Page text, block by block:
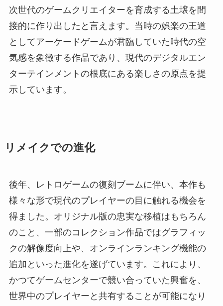
次世代のゲームクリエイターを育成する土壌を間
接的に作り出したと言えます。当時の娯楽の王道
としてアーケードゲームが君臨していた時代の空
気感を象徴する作品であり、現代のデジタルエン
ターテインメントの根底にある楽しさの原点を提
示しています。
リメイクでの進化
後年、レトロゲームの復刻ブームに伴い、本作も
様々な形で現代のプレイヤーの目に触れる機会を
得ました。オリジナル版の忠実な移植はもちろん
のこと、一部のコレクション作品ではグラフィッ
クの解像度向上や、オンラインランキング機能の
追加といった進化を遂げています。これにより、
かつてゲームセンターで競い合っていた興奮を、
世界中のプレイヤーと共有することが可能になり